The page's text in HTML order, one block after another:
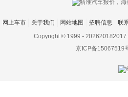
网上车市 关于我们 网站地图 招聘信息 联
Copyright © 1999 - 202620182017
京ICP备15067519